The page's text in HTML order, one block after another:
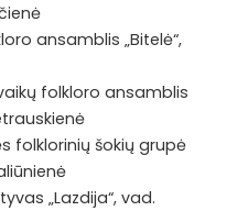
ansamblis „Bitelė“,
folkloro ansamblis
folklorinių šokių grupė
„Lazdija“, vad.